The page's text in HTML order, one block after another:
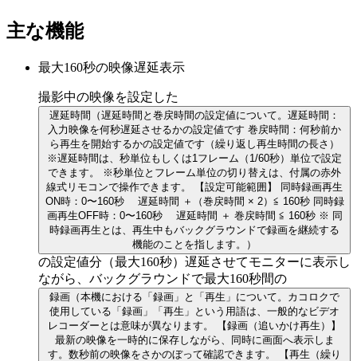
主な機能
最大160秒の映像遅延表示
撮影中の映像を設定した
遅延時間 （遅延時間と巻戻時間の設定値について。遅延時間：
入力映像を何秒遅延させるかの設定値です 巻戻時間：何秒前か
ら再生を開始するかの設定値です（繰り返し再生時間の長さ）
※遅延時間は、秒単位もしくは1フレーム（1/60秒）単位で設定
できます。 ※秒単位とフレーム単位の切り替えは、付属の赤外
線式リモコンで操作できます。 【設定可能範囲】 同時録画再生
ON時：0〜160秒 遅延時間 ＋（巻戻時間 × 2）≦ 160秒 同時録
画再生OFF時：0〜160秒 遅延時間 ＋ 巻戻時間 ≦ 160秒 ※ 同
時録画再生とは、再生中もバックグラウンドで録画を継続する
機能のことを指します。）
の設定値分（最大160秒）遅延させてモニターに表示し
ながら、バックグラウンドで最大160秒間の
録画 （本機における「録画」と「再生」について。カコロクで
使用している「録画」「再生」という用語は、一般的なビデオ
レコーダーとは意味が異なります。 【録画（追いかけ再生）】
最新の映像を一時的に保存しながら、同時に画面へ表示しま
す。数秒前の映像をさかのぼって確認できます。 【再生（繰り